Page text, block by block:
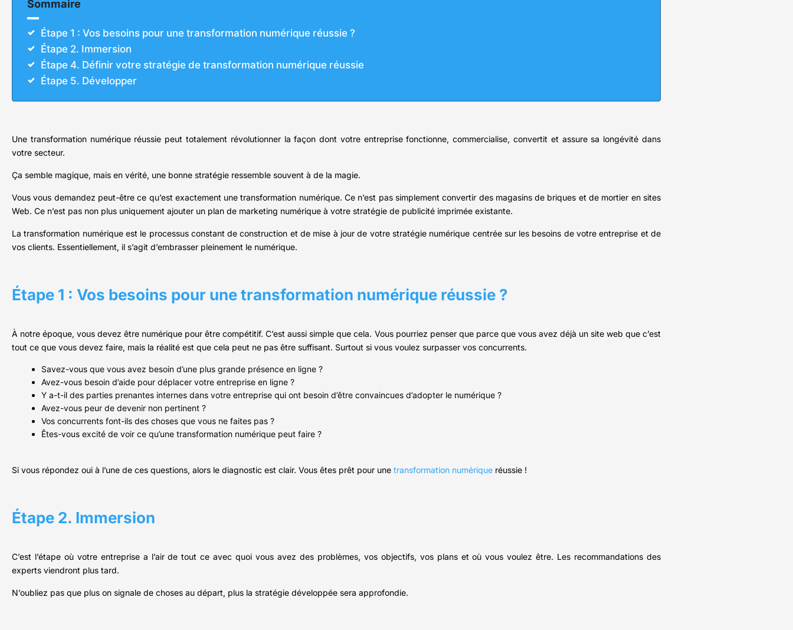
Sommaire
Étape 1 : Vos besoins pour une transformation numérique réussie ?
Étape 2. Immersion
Étape 4. Définir votre stratégie de transformation numérique réussie
Étape 5. Développer
Une transformation numérique réussie peut totalement révolutionner la façon dont votre entreprise fonctionne, commercialise, convertit et assure sa longévité dans
votre secteur.
Ça semble magique, mais en vérité, une bonne stratégie ressemble souvent à de la magie.
Vous vous demandez peut-être ce qu’est exactement une transformation numérique. Ce n’est pas simplement convertir des magasins de briques et de mortier en sites
Web. Ce n’est pas non plus uniquement ajouter un plan de marketing numérique à votre stratégie de publicité imprimée existante.
La transformation numérique est le processus constant de construction et de mise à jour de votre stratégie numérique centrée sur les besoins de votre entreprise et de
vos clients. Essentiellement, il s’agit d’embrasser pleinement le numérique.
Étape 1 : Vos besoins pour une transformation numérique réussie ?
À notre époque, vous devez être numérique pour être compétitif. C’est aussi simple que cela. Vous pourriez penser que parce que vous avez déjà un site web que c’est
tout ce que vous devez faire, mais la réalité est que cela peut ne pas être suffisant. Surtout si vous voulez surpasser vos concurrents.
Savez-vous que vous avez besoin d’une plus grande présence en ligne ?
Avez-vous besoin d’aide pour déplacer votre entreprise en ligne ?
Y a-t-il des parties prenantes internes dans votre entreprise qui ont besoin d’être convaincues d’adopter le numérique ?
Avez-vous peur de devenir non pertinent ?
Vos concurrents font-ils des choses que vous ne faites pas ?
Êtes-vous excité de voir ce qu’une transformation numérique peut faire ?
Si vous répondez oui à l’une de ces questions, alors le diagnostic est clair. Vous êtes prêt pour une transformation numérique réussie !
Étape 2. Immersion
C’est l’étape où votre entreprise a l’air de tout ce avec quoi vous avez des problèmes, vos objectifs, vos plans et où vous voulez être. Les recommandations des
experts viendront plus tard.
N’oubliez pas que plus on signale de choses au départ, plus la stratégie développée sera approfondie.